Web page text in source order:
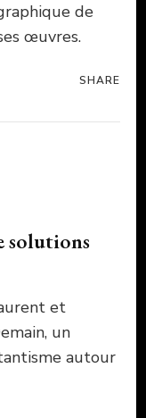
de
œuvres.
SHARE
solutions
et
un
autour